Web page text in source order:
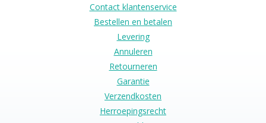
Contact klantenservice
Bestellen en betalen
Levering
Annuleren
Retourneren
Garantie
Verzendkosten
Herroepingsrecht